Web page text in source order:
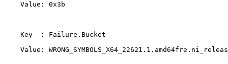
    Value: 0x3b
    Key  : Failure.Bucket
Value: